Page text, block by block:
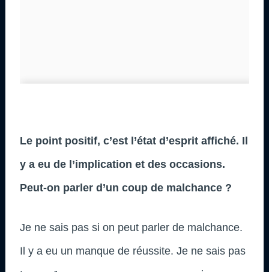
Le point positif, c’est l’état d’esprit affiché. Il
y a eu de l’implication et des occasions.
Peut-on parler d’un coup de malchance ?
Je ne sais pas si on peut parler de malchance.
Il y a eu un manque de réussite. Je ne sais pas